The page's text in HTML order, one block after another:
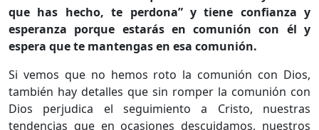
que has hecho, te perdona” y tiene confianza y
esperanza porque estarás en comunión con él y
espera que te mantengas en esa comunión.
Si vemos que no hemos roto la comunión con Dios,
también hay detalles que sin romper la comunión con
Dios perjudica el seguimiento a Cristo, nuestras
tendencias que en ocasiones descuidamos, nuestros